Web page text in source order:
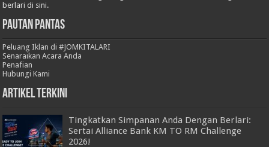
berlari di sini.
Pautan Pantas
Peluang Iklan di #JOMKITALARI
Senaraikan Acara Anda
Penafian
Hubungi Kami
Artikel Terkini
Tingkatkan Simpanan Anda Dengan Berlari:
Sertai Alliance Bank KM TO RM Challenge
2026!